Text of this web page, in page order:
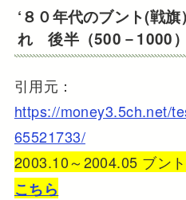
‘８０年代のブント(戦
れ 後半（500－1000）
引用元：
https://money3.5ch.net/
65521733/
2003.10～2004.05 ブン
こちら